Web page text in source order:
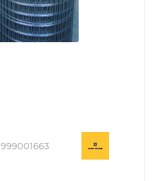
999001663